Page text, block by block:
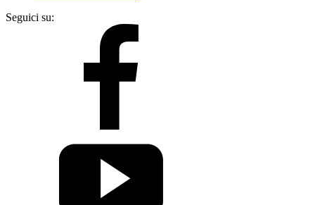
Seguici su: